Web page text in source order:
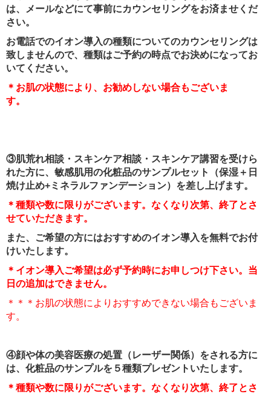
は、メールなどにて事前にカウンセリングをお済ませくだ
さい。
お電話でのイオン導入の種類についてのカウンセリングは
致しませんので、種類はご予約の時点でお決めになってお
いてください。
＊お肌の状態により、お勧めしない場合もございま
す。
③肌荒れ相談・スキンケア相談・スキンケア講習を受けら
れた方に、敏感肌用の化粧品のサンプルセット（保湿＋日
焼け止め+ミネラルファンデーション）を差し上げます。
＊種類や数に限りがございます。なくなり次第、終了とさ
せていただきます。
また、ご希望の方にはおすすめのイオン導入を無料でお付
けいたします。
＊イオン導入ご希望は必ず予約時にお申しつけ下さい。当
日の追加はできません。
＊＊＊お肌の状態によりおすすめできない場合もございま
す。
④顔や体の美容医療の処置（レーザー関係）をされる方に
は、化粧品のサンプルを５種類プレゼントいたします。
＊種類や数に限りがございます。なくなり次第、終了とさ